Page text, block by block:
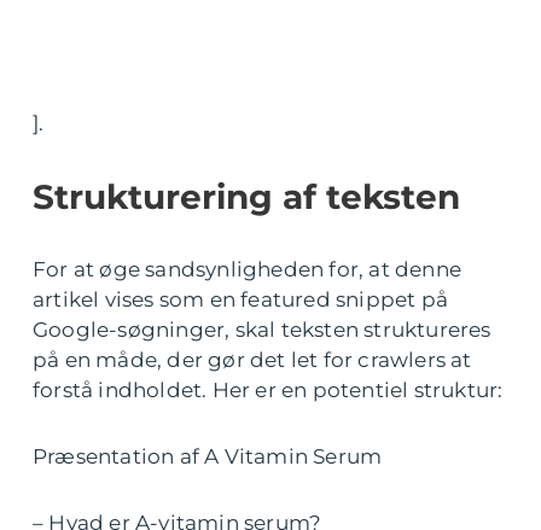
].
Strukturering af teksten
For at øge sandsynligheden for, at denne
artikel vises som en featured snippet på
Google-søgninger, skal teksten struktureres
på en måde, der gør det let for crawlers at
forstå indholdet. Her er en potentiel struktur:
Præsentation af A Vitamin Serum
– Hvad er A-vitamin serum?